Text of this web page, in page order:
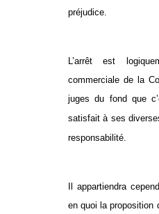
préjudice.
L’arrêt est
commerciale de la
juges du fond que
satisfait à ses
responsabilité.
Il appartiendra
en quoi la proposition